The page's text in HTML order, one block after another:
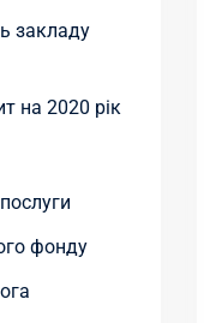
закладу
на 2020 рік
фонду